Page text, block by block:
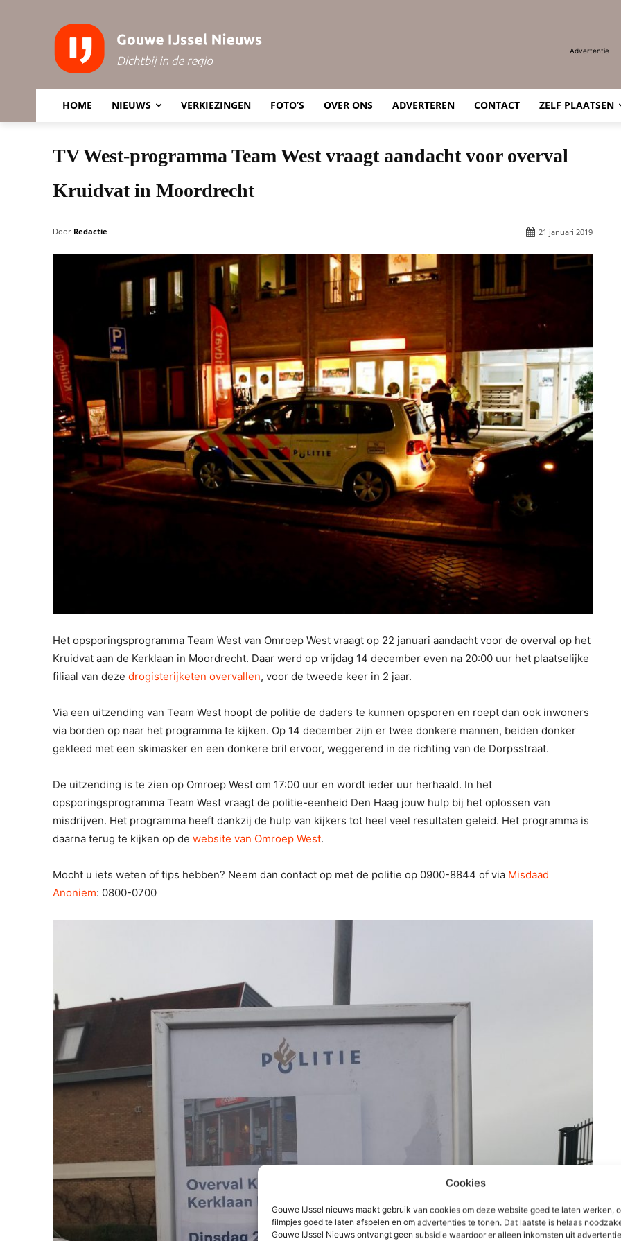
Cookies
Gouwe IJssel nieuws maakt gebruik van cookies om deze website goed te laten werken,
filmpjes goed te laten afspelen en om advertenties te tonen. Dat laatste is helaas
Gouwe IJssel Nieuws ontvangt geen subsidie waardoor er alleen inkomsten uit
Advertentie
HOME NIEUWS VERKIEZINGEN FOTO’S OVER ONS ADVERTEREN CONTACT ZELF PLAATSEN
TV West-programma Team West vraagt aandacht voor overval
Kruidvat in Moordrecht
Door Redactie 21 januari 2019
Het opsporingsprogramma Team West van Omroep West vraagt op 22 januari aandacht voor de overval op het
Kruidvat aan de Kerklaan in Moordrecht. Daar werd op vrijdag 14 december even na 20:00 uur het plaatselijke
filiaal van deze drogisterijketen overvallen, voor de tweede keer in 2 jaar.
Via een uitzending van Team West hoopt de politie de daders te kunnen opsporen en roept dan ook inwoners
via borden op naar het programma te kijken. Op 14 december zijn er twee donkere mannen, beiden donker
gekleed met een skimasker en een donkere bril ervoor, weggerend in de richting van de Dorpsstraat.
De uitzending is te zien op Omroep West om 17:00 uur en wordt ieder uur herhaald. In het
opsporingsprogramma Team West vraagt de politie-eenheid Den Haag jouw hulp bij het oplossen van
misdrijven. Het programma heeft dankzij de hulp van kijkers tot heel veel resultaten geleid. Het programma is
daarna terug te kijken op de website van Omroep West.
Mocht u iets weten of tips hebben? Neem dan contact op met de politie op 0900-8844 of via Misdaad
Anoniem: 0800-0700